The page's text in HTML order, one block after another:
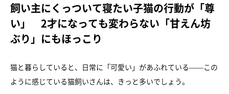
飼い主にくっついて寝たい子猫の行動が「尊
い」 2才になっても変わらない「甘えん坊
ぶり」にもほっこり
猫と暮らしていると、日常に「可愛い」があふれている——この
ように感じている猫飼いさんは、きっと多いでしょう。